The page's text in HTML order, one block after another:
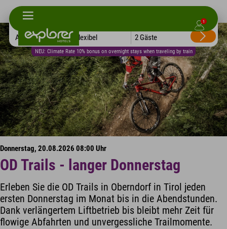
1
NEU: Climate Rate 10% bonus on overnight stays when traveling by train
Alle Hotels Flexibel 2 Gäste
Donnerstag, 20.08.2026 08:00 Uhr
OD Trails - langer Donnerstag
Erleben Sie die OD Trails in Oberndorf in Tirol jeden
ersten Donnerstag im Monat bis in die Abendstunden.
Dank verlängertem Liftbetrieb bis bleibt mehr Zeit für
flowige Abfahrten und unvergessliche Trailmomente.